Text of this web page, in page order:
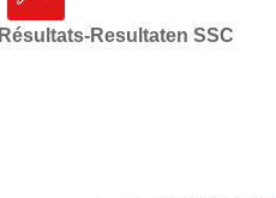
Résultats-Resultaten SSC